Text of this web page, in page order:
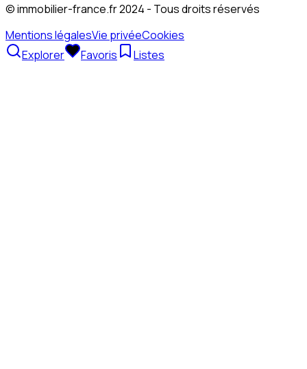
© immobilier-france.fr 2024 - Tous droits réservés
Mentions légalesVie privéeCookies
Explorer
Favoris Listes